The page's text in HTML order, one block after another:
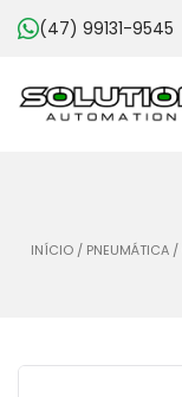
(47) 99131-9545
INÍCIO/ PNEUMÁTICA/